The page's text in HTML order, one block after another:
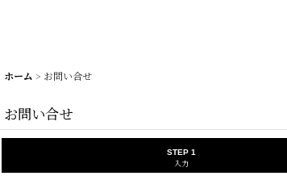
ホーム > お問い合せ
お問い合せ
STEP 1
入力